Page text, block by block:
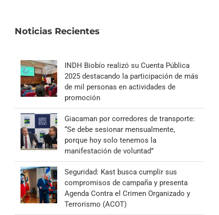
Noticias Recientes
INDH Biobío realizó su Cuenta Pública
2025 destacando la participación de más
de mil personas en actividades de
promoción
Giacaman por corredores de transporte:
“Se debe sesionar mensualmente,
porque hoy solo tenemos la
manifestación de voluntad”
Seguridad: Kast busca cumplir sus
compromisos de campaña y presenta
Agenda Contra el Crimen Organizado y
Terrorismo (ACOT)